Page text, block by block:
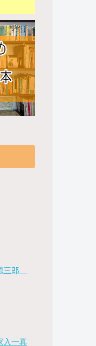
三郎
入一真